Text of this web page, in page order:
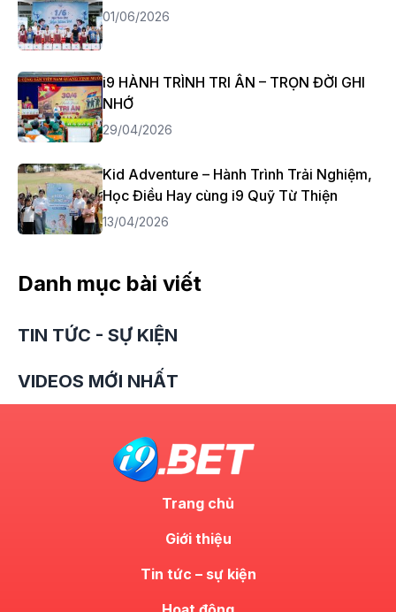
01/06/2026
i9 HÀNH TRÌNH TRI ÂN – TRỌN ĐỜI GHI
NHỚ
29/04/2026
Kid Adventure – Hành Trình Trải Nghiệm,
Học Điều Hay cùng i9 Quỹ Từ Thiện
13/04/2026
Danh mục bài viết
TIN TỨC - SỰ KIỆN
VIDEOS MỚI NHẤT
Trang chủ
Giới thiệu
Tin tức – sự kiện